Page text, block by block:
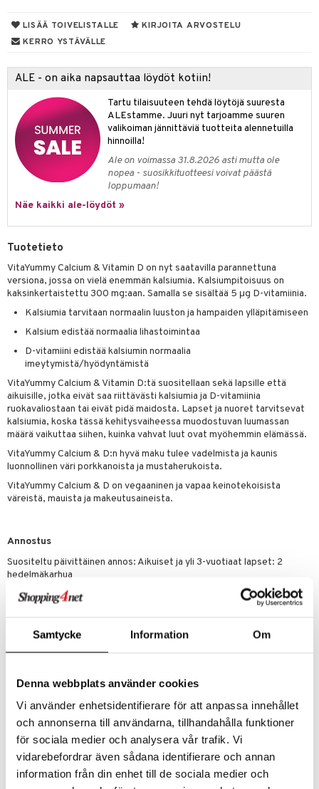
Samtycke Information Om
Denna webbplats använder cookies
Vi använder enhetsidentifierare för att anpassa innehållet
och annonserna till användarna, tillhandahålla funktioner
för sociala medier och analysera vår trafik. Vi
vidarebefordrar även sådana identifierare och annan
information från din enhet till de sociala medier och
LISÄÄ TOIVELISTALLE
KIRJOITA ARVOSTELU
KERRO YSTÄVÄLLE
ALE - on aika napsauttaa löydöt kotiin!
Tartu tilaisuuteen tehdä löytöjä suuresta
ALEstamme. Juuri nyt tarjoamme suuren
valikoiman jännittäviä tuotteita alennetuilla
hinnoilla!
Ale on voimassa 31.8.2026 asti mutta ole
nopea - suosikkituotteesi voivat päästä
loppumaan!
Näe kaikki ale-löydöt »
Tuotetieto
VitaYummy Calcium & Vitamin D on nyt saatavilla parannettuna
versiona, jossa on vielä enemmän kalsiumia. Kalsiumpitoisuus on
kaksinkertaistettu 300 mg:aan. Samalla se sisältää 5 μg D-vitamiinia.
Kalsiumia tarvitaan normaalin luuston ja hampaiden ylläpitämiseen
Kalsium edistää normaalia lihastoimintaa
D-vitamiini edistää kalsiumin normaalia
imeytymistä/hyödyntämistä
VitaYummy Calcium & Vitamin D:tä suositellaan sekä lapsille että
aikuisille, jotka eivät saa riittävästi kalsiumia ja D-vitamiinia
ruokavaliostaan tai eivät pidä maidosta. Lapset ja nuoret tarvitsevat
kalsiumia, koska tässä kehitysvaiheessa muodostuvan luumassan
määrä vaikuttaa siihen, kuinka vahvat luut ovat myöhemmin elämässä.
VitaYummy Calcium & D:n hyvä maku tulee vadelmista ja kaunis
luonnollinen väri porkkanoista ja mustaherukoista.
VitaYummy Calcium & D on vegaaninen ja vapaa keinotekoisista
väreistä, mauista ja makeutusaineista.
Annostus
Suositeltu päivittäinen annos: Aikuiset ja yli 3-vuotiaat lapset: 2
hedelmäkarhua
Tämä on ravintolisä. Suositeltua päivittäistä annosta ei tule ylittää.
Ravintolisää ei tule käyttää monipuolisen ruokavalion korvikkeena.
Ainesosat
mustaherukkatiiviste, luonnollinen aromi (vadelma), pintakäsittelyaine
kasviöljy (kookos, rapsi, karnaubavaha), vit. D3 (kolekalsiferoli).
Tuotenumero
HVCT5-VJ-60
kuorinta
& imetys
& PMS
käytettävät
intoleranssi
alentavat
rasvahapot
vahvistavat
säätelevät
helpottava
K
energiaa
& vastauksia